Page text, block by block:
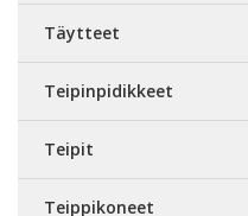
Täytteet
Teipinpidikkeet
Teipit
Teippikoneet